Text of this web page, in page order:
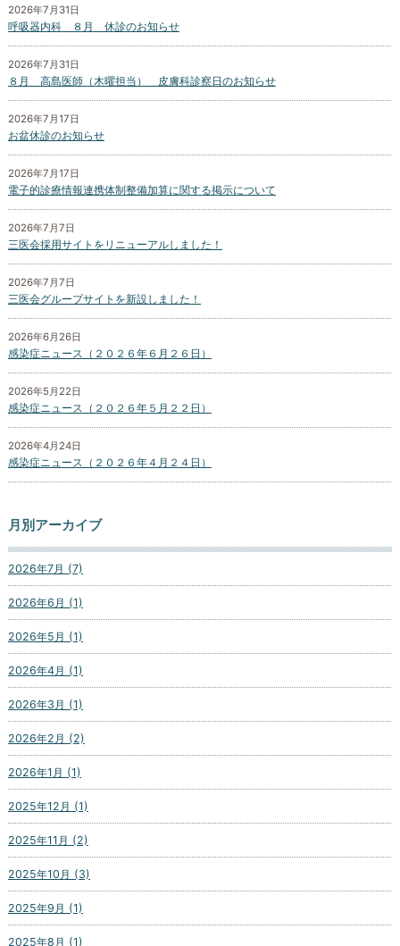
2026年7月31日
呼吸器内科 ８月 休診のお知らせ
2026年7月31日
８月 高島医師（木曜担当） 皮膚科診察日のお知らせ
2026年7月17日
お盆休診のお知らせ
2026年7月17日
電子的診療情報連携体制整備加算に関する掲示について
2026年7月7日
三医会採用サイトをリニューアルしました！
2026年7月7日
三医会グループサイトを新設しました！
2026年6月26日
感染症ニュース（２０２６年６月２６日）
2026年5月22日
感染症ニュース（２０２６年５月２２日）
2026年4月24日
感染症ニュース（２０２６年４月２４日）
月別アーカイブ
2026年7月 (7)
2026年6月 (1)
2026年5月 (1)
2026年4月 (1)
2026年3月 (1)
2026年2月 (2)
2026年1月 (1)
2025年12月 (1)
2025年11月 (2)
2025年10月 (3)
2025年9月 (1)
2025年8月 (1)